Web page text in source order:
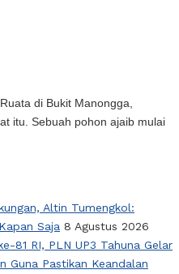
di Bukit Manongga,
itu. Sebuah pohon ajaib mulai
Altin Tumengkol:
Saja 8 Agustus 2026
81 RI, PLN UP3 Tahuna Gelar
Guna Pastikan Keandalan